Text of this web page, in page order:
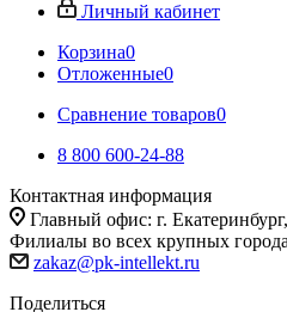
Личный кабинет
Корзина0
Отложенные0
Сравнение товаров0
8 800 600-24-88
Контактная информация
Главный офис: г.
Филиалы во всех крупных
zakaz@pk-intellekt.ru
Поделиться